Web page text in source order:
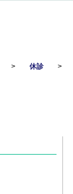
> 休診>